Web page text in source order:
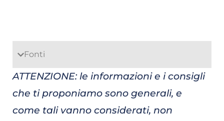
Fonti
ATTENZIONE: le informazioni e i consigli
che ti proponiamo sono generali, e
come tali vanno considerati, non